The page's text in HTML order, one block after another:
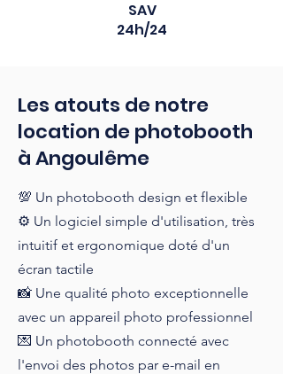
SAV
24h/24
Les atouts de notre
location de photobooth
à Angoulême
💯 Un photobooth design et flexible
⚙️ Un logiciel simple d'utilisation, très
intuitif et ergonomique doté d'un
écran tactile
📸 Une qualité photo exceptionnelle
avec un appareil photo professionnel
💌 Un photobooth connecté avec
l'envoi des photos par e-mail en